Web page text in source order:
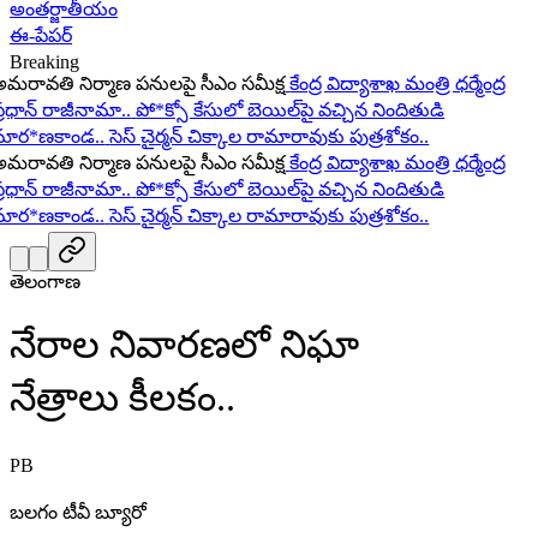
అంతర్జాతీయం
ఈ-పేపర్
Breaking
నిర్మాణ పనులపై సీఎం సమీక్ష కేంద్ర విద్యాశాఖ మంత్రి ధర్మేంద్ర
రాజీనామా.. పో*క్సో కేసులో బెయిల్‌పై వచ్చిన నిందితుడి
సెస్ చైర్మన్ చిక్కాల రామారావుకు పుత్రశోకం..
నిర్మాణ పనులపై సీఎం సమీక్ష కేంద్ర విద్యాశాఖ మంత్రి ధర్మేంద్ర
రాజీనామా.. పో*క్సో కేసులో బెయిల్‌పై వచ్చిన నిందితుడి
సెస్ చైర్మన్ చిక్కాల రామారావుకు పుత్రశోకం..
తెలంగాణ
నేరాల నివారణలో నిఘా
నేత్రాలు కీలకం..
PB
బలగం టీవీ బ్యూరో